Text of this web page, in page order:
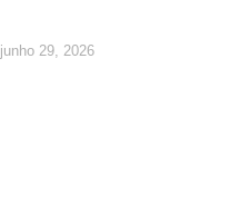
junho 29, 2026